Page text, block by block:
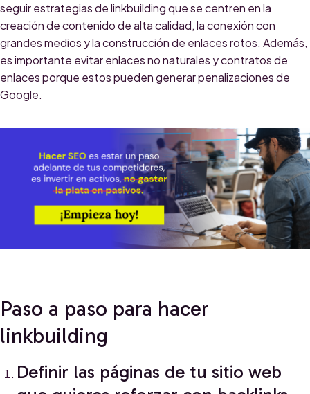
seguir estrategias de linkbuilding que se centren en la
creación de contenido de alta calidad, la conexión con
grandes medios y la construcción de enlaces rotos. Además,
es importante evitar enlaces no naturales y contratos de
enlaces porque estos pueden generar penalizaciones de
Google.
Paso a paso para hacer
linkbuilding
Definir las páginas de tu sitio web